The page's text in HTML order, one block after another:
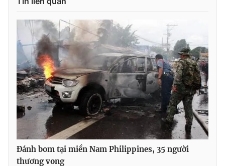
VTV Sức khoẻ Bất động sản
Thị trường 24h Tấm lòng Việt
VTV4 Vươn mình bằng AI
VTV9 VTV8
Liên hệ tòa soạn
Đánh bom tại miền Nam Philippines, 35 người
thương vong